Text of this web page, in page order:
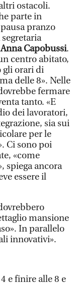
ostacoli.
parte in
pranzo
Anna Capobussi.
centro abitato,
gli orari di
delle 8». Nelle
fermare
tanto. «E
dei lavoratori,
sia sui
per le
Ci sono poi
«come
spiega ancora
essere il
mansione
In parallelo
innovativi».
e finire alle 8 e